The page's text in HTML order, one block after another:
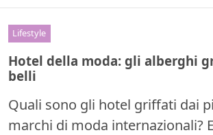
Lifestyle
Hotel della moda: gli alberghi
belli
Quali sono gli hotel griffati dai
marchi di moda internazionali?